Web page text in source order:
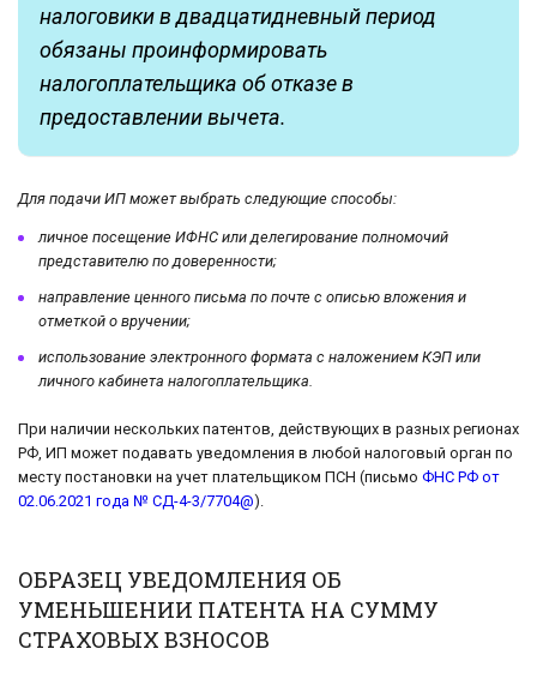
налоговики в двадцатидневный период
обязаны проинформировать
налогоплательщика об отказе в
предоставлении вычета.
Для подачи ИП может выбрать следующие способы:
личное посещение ИФНС или делегирование полномочий
представителю по доверенности;
направление ценного письма по почте с описью вложения и
отметкой о вручении;
использование электронного формата с наложением КЭП или
личного кабинета налогоплательщика.
При наличии нескольких патентов, действующих в разных регионах
РФ, ИП может подавать уведомления в любой налоговый орган по
месту постановки на учет плательщиком ПСН (письмо ФНС РФ от
02.06.2021 года № СД-4-3/7704@).
ОБРАЗЕЦ УВЕДОМЛЕНИЯ ОБ
УМЕНЬШЕНИИ ПАТЕНТА НА СУММУ
СТРАХОВЫХ ВЗНОСОВ